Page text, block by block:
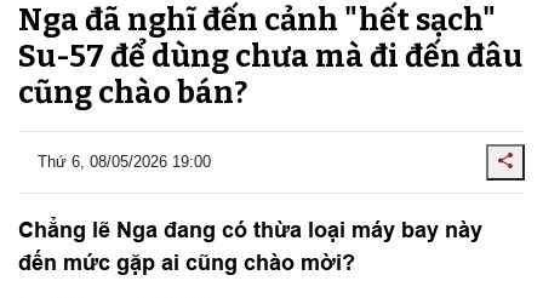
Nga đã nghĩ đến cảnh "hết sạch"
Su-57 để dùng chưa mà đi đến đâu
cũng chào bán?
Thứ 6, 08/05/2026 19:00
Chẳng lẽ Nga đang có thừa loại máy bay này
đến mức gặp ai cũng chào mời?